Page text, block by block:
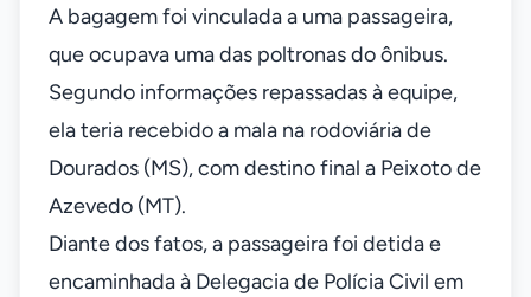
A bagagem foi vinculada a uma passageira,
que ocupava uma das poltronas do ônibus.
Segundo informações repassadas à equipe,
ela teria recebido a mala na rodoviária de
Dourados (MS), com destino final a Peixoto de
Azevedo (MT).
Diante dos fatos, a passageira foi detida e
encaminhada à Delegacia de Polícia Civil em